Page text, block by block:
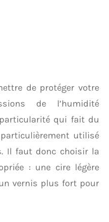
de protéger votre
de l’humidité
qui fait du
utilisé
Il faut donc choisir la
: une cire légère
vernis plus fort pour